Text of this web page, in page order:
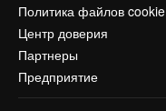
Политика файлов cookie
Центр доверия
Партнеры
Предприятие